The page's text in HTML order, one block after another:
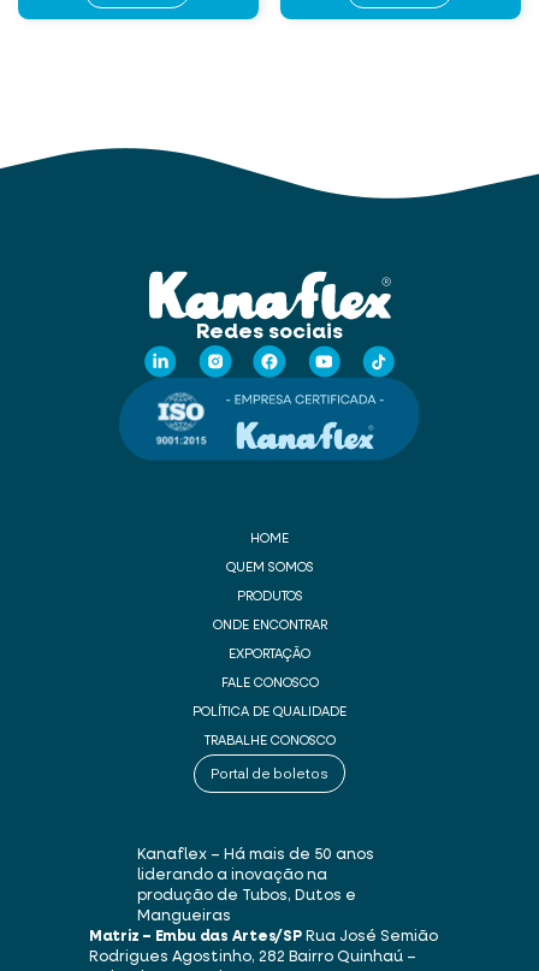
Redes sociais
HOME
QUEM SOMOS
PRODUTOS
ONDE ENCONTRAR
EXPORTAÇÃO
FALE CONOSCO
POLÍTICA DE QUALIDADE
TRABALHE CONOSCO
Portal de boletos
Kanaflex – Há mais de 50 anos
liderando a inovação na
produção de Tubos, Dutos e
Mangueiras
Matriz – Embu das Artes/SPRua José Semião
Rodrigues Agostinho, 282 Bairro Quinhaú –